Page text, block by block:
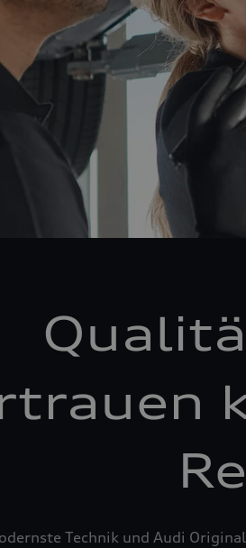
Technik und Audi